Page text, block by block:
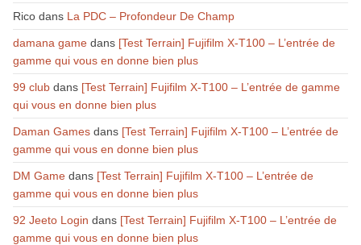
Ricodans La PDC – Profondeur De Champ
damana gamedans [Test Terrain] Fujifilm X-T100 – L’entrée de
gamme qui vous en donne bien plus
99 clubdans [Test Terrain] Fujifilm X-T100 – L’entrée de gamme
qui vous en donne bien plus
Daman Gamesdans [Test Terrain] Fujifilm X-T100 – L’entrée de
gamme qui vous en donne bien plus
DM Gamedans [Test Terrain] Fujifilm X-T100 – L’entrée de
gamme qui vous en donne bien plus
92 Jeeto Login dans [Test Terrain] Fujifilm X-T100 – L’entrée de
gamme qui vous en donne bien plus